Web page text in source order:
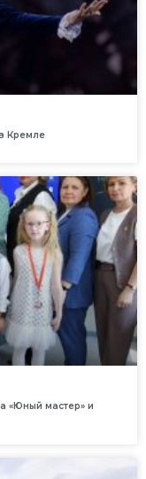
Кремле
«Юный мастер» и